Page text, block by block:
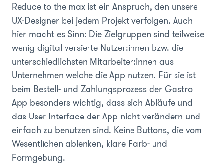
Reduce to the max ist ein Anspruch, den unsere
UX-Designer bei jedem Projekt verfolgen. Auch
hier macht es Sinn: Die Zielgruppen sind teilweise
wenig digital versierte Nutzer:innen bzw. die
unterschiedlichsten Mitarbeiter:innen aus
Unternehmen welche die App nutzen. Für sie ist
beim Bestell- und Zahlungsprozess der Gastro
App besonders wichtig, dass sich Abläufe und
das User Interface der App nicht verändern und
einfach zu benutzen sind. Keine Buttons, die vom
Wesentlichen ablenken, klare Farb- und
Formgebung.